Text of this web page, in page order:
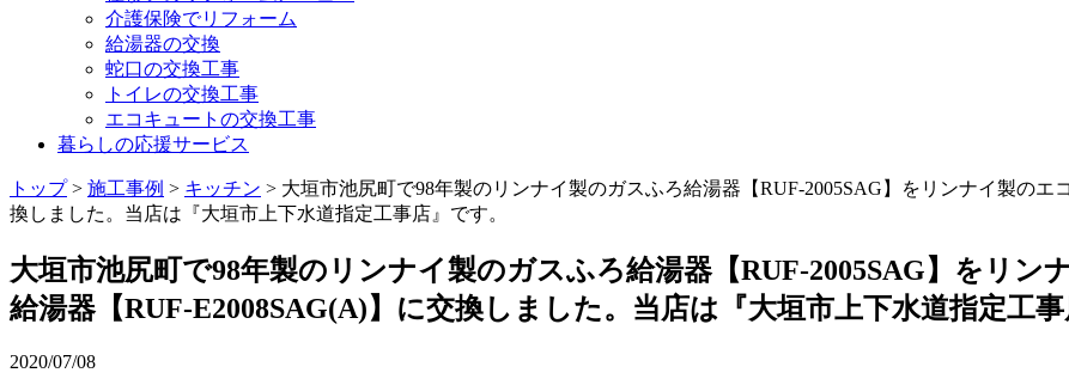
介護保険でリフォーム
給湯器の交換
蛇口の交換工事
トイレの交換工事
エコキュートの交換工事
暮らしの応援サービス
トップ> 施工事例 > キッチン > 大垣市池尻町で98年製のリンナイ製のガスふろ給湯器【RUF-2005SAG】をリンナイ製の
換しました。当店は『大垣市上下水道指定工事店』です。
大垣市池尻町で98年製のリンナイ製のガスふろ給湯器【RUF-2005SAG】をリ
給湯器【RUF-E2008SAG(A)】に交換しました。当店は『大垣市上下水道指定工事
2020/07/08